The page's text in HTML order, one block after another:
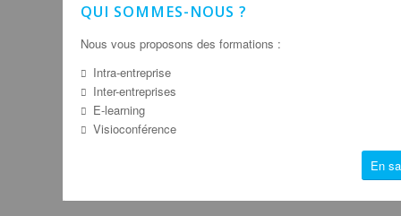
QUI SOMMES-NOUS ?
Nous vous proposons des formations :
Intra-entreprise
Inter-entreprises
E-learning
Visioconférence
En